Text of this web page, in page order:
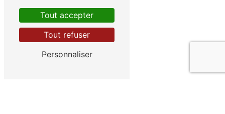
Échirolles
Tout accepter
Tout refuser
Personnaliser